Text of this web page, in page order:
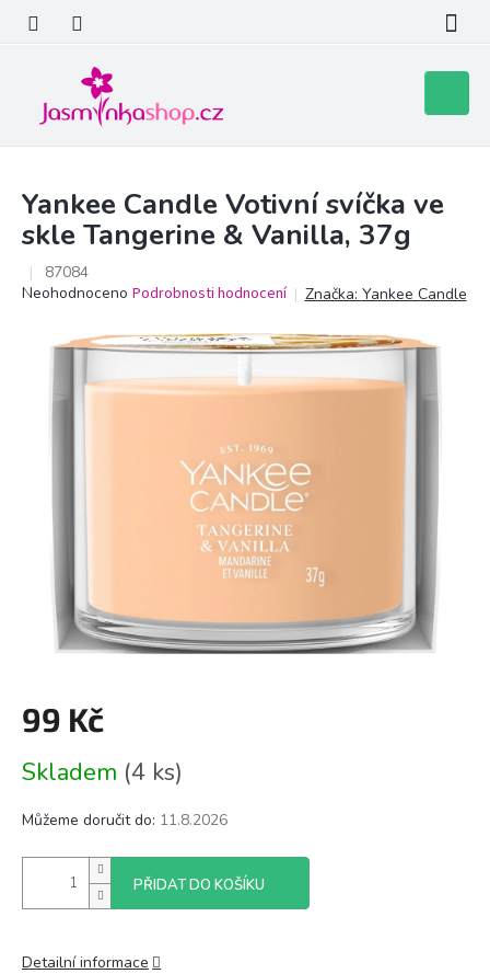
obsah
košík
Yankee Candle Votivní svíčka ve
skle Tangerine & Vanilla, 37g
87084
Průměrné
produktu
Neohodnoceno Podrobnosti hodnocení Značka: Yankee Candle
99 Kč
cena:
Skladem (4 ks)
Můžeme doručit do: 11.8.2026
PŘIDAT DO KOŠÍKU
Detailní informace